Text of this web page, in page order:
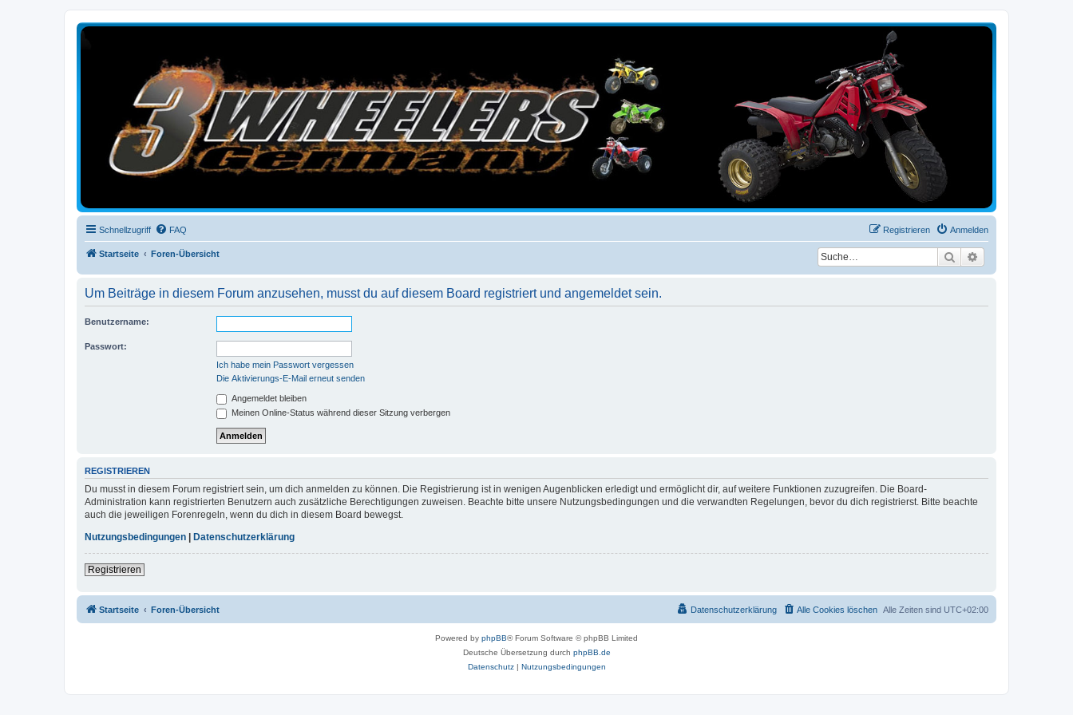
Honda, Yamaha, Kawasaki Trike
Schnellzugriff FAQ Anmelden
Registrieren
Startseite Foren-Übersicht Suche
Um Beiträge in diesem Forum anzusehen, musst du auf diesem Board registriert und angemeldet sein.
Benutzername:
Passwort:
Ich habe mein Passwort vergessen
Die Aktivierungs-E-Mail erneut senden
Angemeldet bleiben
Meinen Online-Status während dieser Sitzung verbergen
REGISTRIEREN
Du musst in diesem Forum registriert sein, um dich anmelden zu können. Die Registrierung ist in wenigen Augenblicken erledigt und ermöglicht dir, auf weitere Funktionen zuzugreifen. Die Board-
Administration kann registrierten Benutzern auch zusätzliche Berechtigungen zuweisen. Beachte bitte unsere Nutzungsbedingungen und die verwandten Regelungen, bevor du dich registrierst. Bitte beachte
auch die jeweiligen Forenregeln, wenn du dich in diesem Board bewegst.
Nutzungsbedingungen
Datenschutzerklärung
Registrieren
Startseite Foren-Übersicht Alle Zeiten sind UTC+02:00
Alle Cookies löschen
Datenschutzerklärung
Powered by phpBB® Forum Software © phpBB Limited
Deutsche Übersetzung durch phpBB.de
Datenschutz | Nutzungsbedingungen